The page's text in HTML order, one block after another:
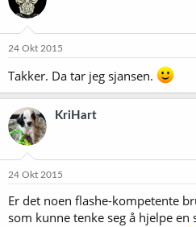
j
o
e
:
24 Okt 2015
Takker. Da tar jeg sjansen.
KriHart
24 Okt 2015
Er det noen flashe-kompetente
som kunne tenke seg å hjelpe